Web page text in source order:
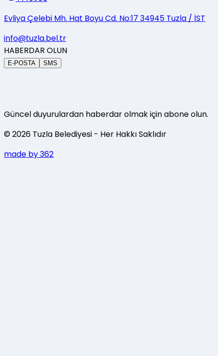
Evliya Çelebi Mh. Hat Boyu Cd. No:17 34945 Tuzla / İST
info@tuzla.bel.tr
HABERDAR OLUN
E-POSTA SMS
Güncel duyurulardan haberdar olmak için abone olun.
©2026 Tuzla Belediyesi - Her Hakkı Saklıdır
made by 362